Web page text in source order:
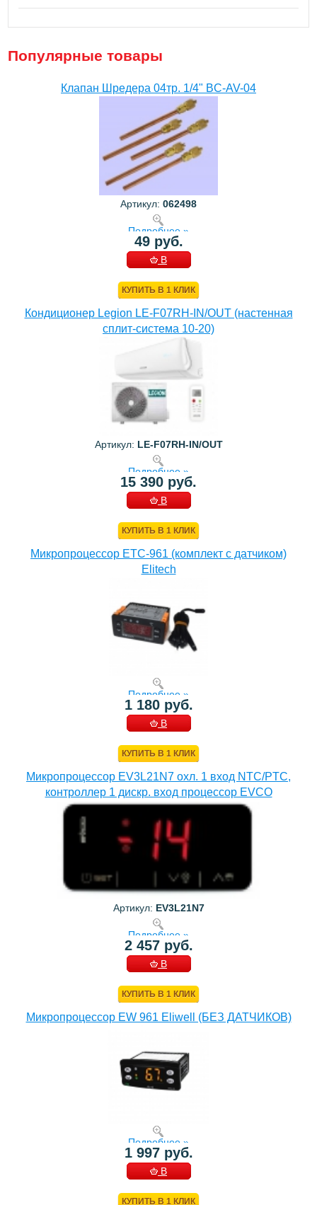
Популярные товары
Клапан Шредера 04тр. 1/4" BC-AV-04
Артикул: 062498
Подробнее »
49 руб.
В
КУПИТЬ В 1 КЛИК
Кондиционер Legion LE-F07RH-IN/OUT (настенная
сплит-система 10-20)
Артикул: LE-F07RH-IN/OUT
Подробнее »
15 390 руб.
В
КУПИТЬ В 1 КЛИК
Микропроцессор ETC-961 (комплект c датчиком)
Elitech
Подробнее »
1 180 руб.
В
КУПИТЬ В 1 КЛИК
Микропроцессор EV3L21N7 охл. 1 вход NTC/PTC,
контроллер 1 дискр. вход процессор EVCO
Артикул: EV3L21N7
Подробнее »
2 457 руб.
В
КУПИТЬ В 1 КЛИК
Микропроцессор EW 961 Eliwell (БЕЗ ДАТЧИКОВ)
Подробнее »
1 997 руб.
В
КУПИТЬ В 1 КЛИК